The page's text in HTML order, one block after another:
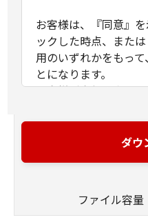
お客様は、『同意』
ックした時点、また
用のいずれかをもっ
とになります。
お客様が本契約書に
直接またはネットワ
ダウ
ファイル容